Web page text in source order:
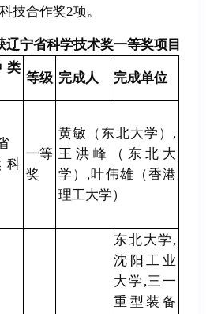
技合作奖2项。
辽宁省科学技术奖一等奖项目
类
等级 完成人 完成单位
科
一等
奖
黄敏（东北大学）,
王洪峰（东北大
学）,叶伟雄（香港
理工大学）
东北大学,
沈阳工业
大学,三一
重型装备